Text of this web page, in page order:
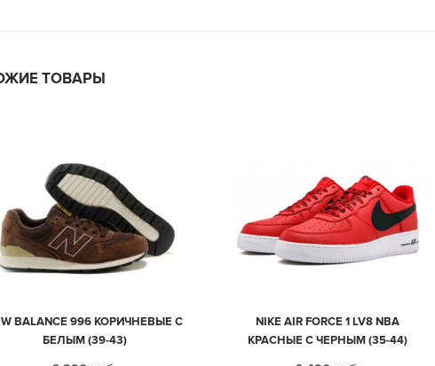
ТОВАРЫ
BALANCE 996 КОРИЧНЕВЫЕ С
БЕЛЫМ (39-43)
NIKE AIR FORCE 1 LV8 NBA
КРАСНЫЕ С ЧЕРНЫМ (35-44)